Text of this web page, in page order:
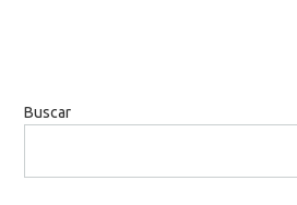
Buscar